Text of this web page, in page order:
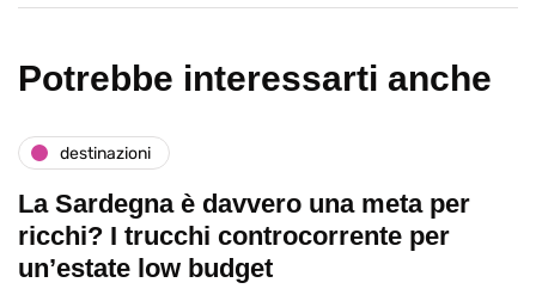
Potrebbe interessarti anche
destinazioni
La Sardegna è davvero una meta per
ricchi? I trucchi controcorrente per
un’estate low budget